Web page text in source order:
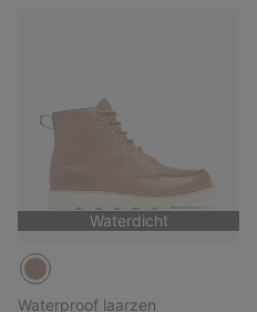
Waterdicht
Waterproof laarzen